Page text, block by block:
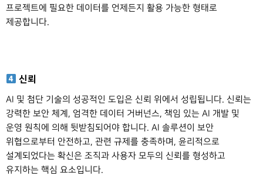
프로젝트에 필요한 데이터를 언제든지 활용 가능한 형태로
제공합니다.
신뢰
AI 및 첨단 기술의 성공적인 도입은 신뢰 위에서 성립됩니다. 신뢰는
강력한 보안 체계, 엄격한 데이터 거버넌스, 책임 있는 AI 개발 및
운영 원칙에 의해 뒷받침되어야 합니다. AI 솔루션이 보안
위협으로부터 안전하고, 관련 규제를 충족하며, 윤리적으로
설계되었다는 확신은 조직과 사용자 모두의 신뢰를 형성하고
유지하는 핵심 요소입니다.